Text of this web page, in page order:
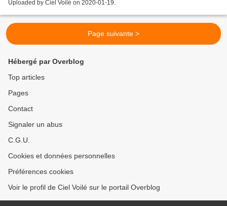
Uploaded by Ciel Voilé on 2020-01-19.
Page suivante >
Hébergé par Overblog
Top articles
Pages
Contact
Signaler un abus
C.G.U.
Cookies et données personnelles
Préférences cookies
Voir le profil de Ciel Voilé sur le portail Overblog